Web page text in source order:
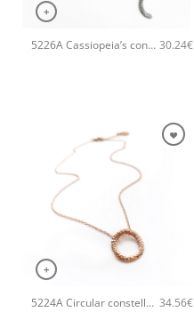
+
5226A Cassiopeia’s constellation χειροποίητο κολιέ Catherine bijoux Ασημί 30.24€
+
5224A Circular constellation χειροποίητο κολιέ Catherine bijoux Ροζ χρυσό 34.56€